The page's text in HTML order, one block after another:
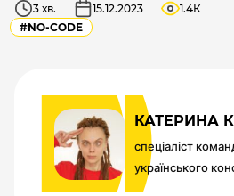
#NO-CODE
3 хв. 15.12.2023 1.4К
КАТЕРИНА
спеціаліст
українського